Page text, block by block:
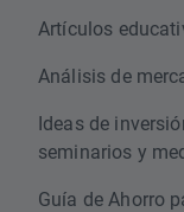
Artículos
Análisis de
Ideas de
seminarios y
Guía de Ahorro